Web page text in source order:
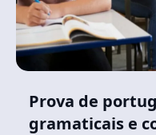
Prova de
gramaticais e